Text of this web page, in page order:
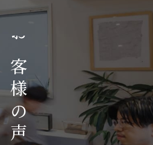
お
客
様
の
声